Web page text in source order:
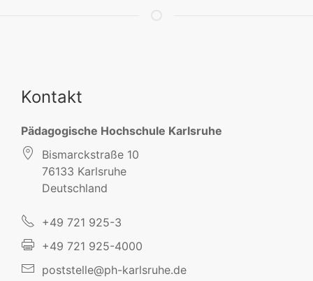
Kontakt
Pädagogische Hochschule Karlsruhe
Bismarckstraße 10
76133 Karlsruhe
Deutschland
+49 721 925-3
+49 721 925-4000
poststelle@ph-karlsruhe.de